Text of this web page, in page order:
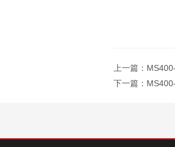
上一篇：
下一篇：